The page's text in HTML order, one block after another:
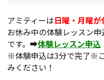
アミティーは日曜・月曜が
お休み中の体験レッスン
です。➡体験レッスン申込
※体験申込は3分で完了※
みください！